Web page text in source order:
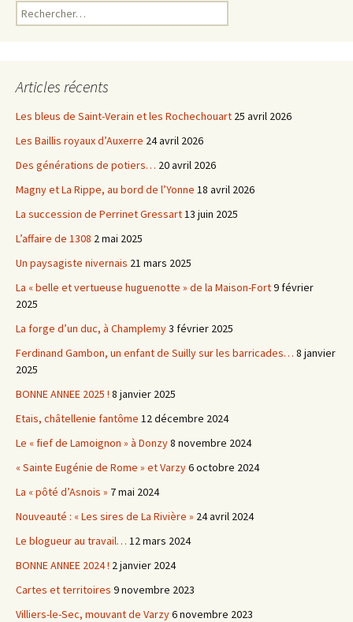
Rechercher :
Articles récents
Les bleus de Saint-Verain et les Rochechouart 25 avril 2026
Les Baillis royaux d’Auxerre 24 avril 2026
Des générations de potiers… 20 avril 2026
Magny et La Rippe, au bord de l’Yonne 18 avril 2026
La succession de Perrinet Gressart13 juin 2025
L’affaire de 1308 2 mai 2025
Un paysagiste nivernais 21 mars 2025
La « belle et vertueuse huguenotte » de la Maison-Fort9 février
2025
La forge d’un duc, à Champlemy3 février 2025
Ferdinand Gambon, un enfant de Suilly sur les barricades… 8 janvier
2025
BONNE ANNEE 2025 ! 8 janvier 2025
Etais, châtellenie fantôme 12 décembre 2024
Le « fief de Lamoignon » à Donzy8 novembre 2024
« Sainte Eugénie de Rome » et Varzy6 octobre 2024
La « pôté d’Asnois » 7 mai 2024
Nouveauté : « Les sires de La Rivière » 24 avril 2024
Le blogueur au travail… 12 mars 2024
BONNE ANNEE 2024 ! 2 janvier 2024
Cartes et territoires 9 novembre 2023
Villiers-le-Sec, mouvant de Varzy6 novembre 2023